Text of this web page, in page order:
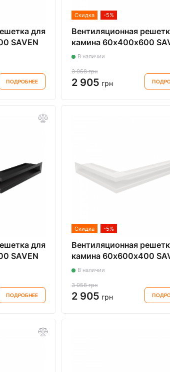
для
SAVEN
ПОДРОБНЕЕ
Скидка -5%
Вентиляционная
камина 60х400х600
Loft Angle угловая левая
В наличии
3 058 грн
2 905 грн
для
SAVEN
ПОДРОБНЕЕ
Скидка -5%
Вентиляционная
камина 60х600х400
Loft Angle угловая правая
В наличии
3 058 грн
2 905 грн